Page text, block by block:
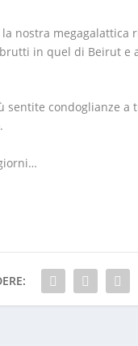
nostra megagalattica
in quel di Beirut e
condoglianze a